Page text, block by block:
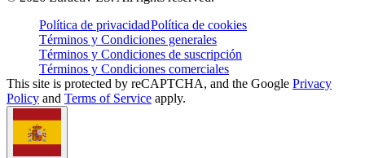
Política de privacidadPolítica de cookies
Términos y Condiciones generales
Términos y Condiciones de suscripción
Términos y Condiciones comerciales
This site is protected by reCAPTCHA, and the Google Privacy
Policy and Terms of Service apply.